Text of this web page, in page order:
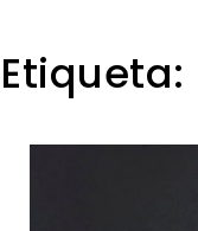
Etiqueta: